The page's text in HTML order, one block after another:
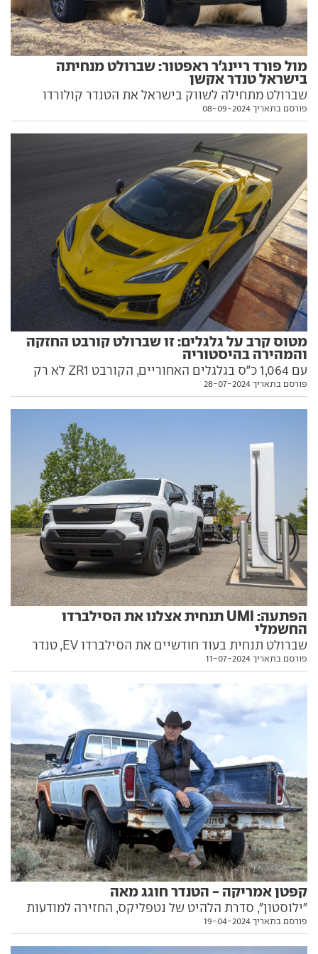
מול פורד ריינג'ר ראפטור: שברולט מנחיתה
בישראל טנדר אקשן
שברולט מתחילה לשווק בישראל את הטנדר קולורדו
בגרסת ZR2 קיצונית. הנה כל כל מה שחשוב לדעת עליו
פורסם בתאריך 08-09-2024
מטוס קרב על גלגלים: זו שברולט קורבט החזקה
והמהירה בהיסטוריה
עם 1,064 כ"ס בגלגלים האחוריים, הקורבט ZR1 לא רק
שוברת את שיאיה שלה, אלא מסוגלת להשפיל גם את
פורסם בתאריך 28-07-2024
הפתעה: UMI תנחית אצלנו את הסילברדו
החשמלי
שברולט תנחית בעוד חודשיים את הסילברדו EV, טנדר
חשמלי ראשון למותג האמריקאי ואלטרנטיבה נקיה
מושכלת
פורסם בתאריך 11-07-2024
קפטן אמריקה - הטנדר חוגג מאה
"ילוסטון", סדרת הלהיט של נטפליקס, החזירה למודעות
את סוס העבודה האמריקאי האולטימטיבי: הטנדר. הוא
פורסם בתאריך 19-04-2024